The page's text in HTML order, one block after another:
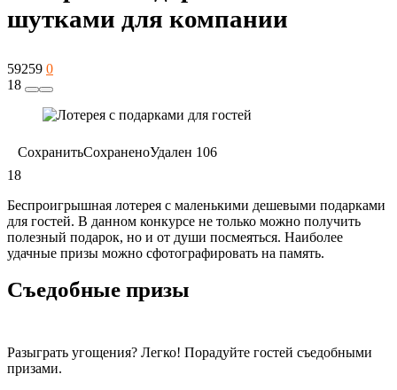
шутками для компании
59259 0
18
СохранитьСохраненоУдален 106
18
Беспроигрышная лотерея с маленькими дешевыми подарками
для гостей. В данном конкурсе не только можно получить
полезный подарок, но и от души посмеяться. Наиболее
удачные призы можно сфотографировать на память.
Съедобные призы
Разыграть угощения? Легко! Порадуйте гостей съедобными
призами.